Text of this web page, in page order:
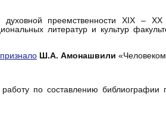
преемственности XIX – XX
литератур и культур
признало Ш.А. Амонашвили
работу по составлению